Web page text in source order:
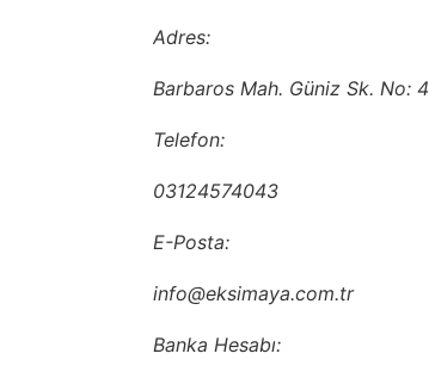
Adres:
Barbaros Mah. Güniz Sk. No:
Telefon:
03124574043
E-Posta:
info@eksimaya.com.tr
Banka Hesabı: